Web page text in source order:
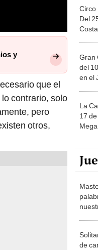
y
que el
contrario, solo
pero
otros,
Circo
Del
Gran
del
en el
La
17
de